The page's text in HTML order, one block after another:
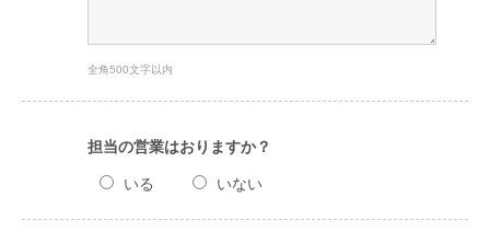
全角500文字以内
担当の営業はおりますか？
いる いない